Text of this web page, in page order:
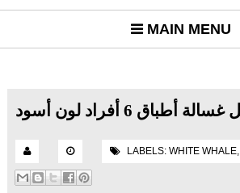
MAIN MENU
LABELS: WHITE WHALE,